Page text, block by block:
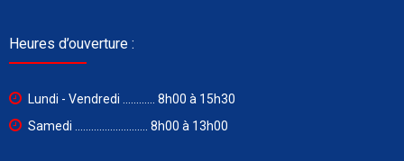
Heures d’ouverture :
Lundi - Vendredi ............ 8h00 à 15h30
Samedi ........................... 8h00 à 13h00